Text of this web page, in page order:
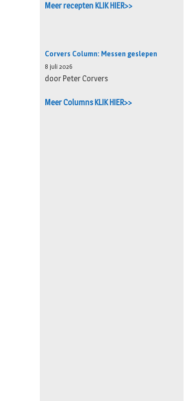
Meer recepten KLIK HIER>>
Corvers Column: Messen geslepen
8 juli 2026
door Peter Corvers
Meer Columns KLIK HIER>>